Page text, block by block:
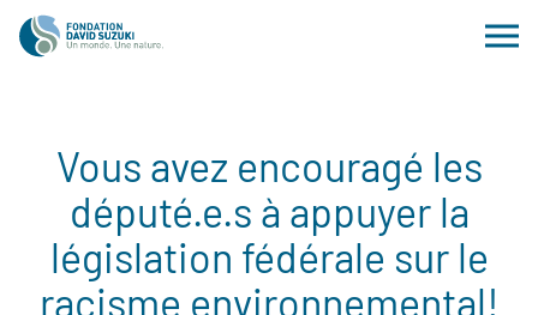
Vous avez encouragé les
député.e.s à appuyer la
législation fédérale sur le
racisme environnemental!